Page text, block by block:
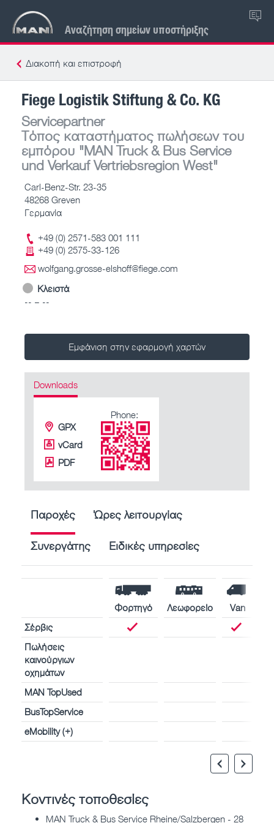
Αναζήτηση σημείων υποστήριξης
EL
Διακοπή και επιστροφή
Fiege Logistik Stiftung & Co. KG
Servicepartner
Τόπος καταστήματος πωλήσεων του
εμπόρου "MAN Truck & Bus Service
und Verkauf Vertriebsregion West"
Carl-Benz-Str. 23-35
48268 Greven
Γερμανία
+49 (0) 2571-583 001 111
+49 (0) 2575-33-126
wolfgang.grosse-elshoff@fiege.com
Κλειστά
-- – --
Εμφάνιση στην εφαρμογή χαρτών
Downloads
GPX
vCard
PDF
Phone:
Παροχές Ώρες λειτουργίας
Συνεργάτης Ειδικές υπηρεσίες
Φορτηγό Λεωφορείο
Van
Σέρβις
Πωλήσεις
καινούργιων
οχημάτων
MAN TopUsed
BusTopService
eMobility (+)
Κοντινές τοποθεσίες
MAN Truck & Bus Service Rheine/Salzbergen - 28